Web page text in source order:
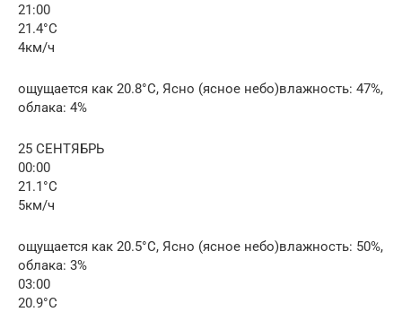
21:00
21.4°C
4км/ч
ощущается как 20.8°C, Ясно (ясное небо)влажность: 47%,
облака: 4%
25 СЕНТЯБРЬ
00:00
21.1°C
5км/ч
ощущается как 20.5°C, Ясно (ясное небо)влажность: 50%,
облака: 3%
03:00
20.9°C